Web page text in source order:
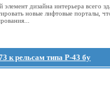
дизайна интерьера всего
новые лифтовые порталы,
к рельсам типа Р-43 бу